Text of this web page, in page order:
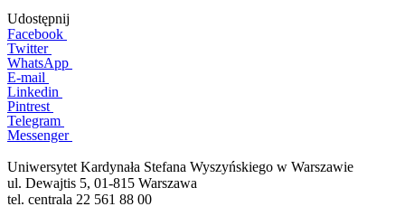
Udostępnij
Facebook
Twitter
WhatsApp
E-mail
Linkedin
Pintrest
Telegram
Messenger
Uniwersytet Kardynała Stefana Wyszyńskiego w Warszawie
ul. Dewajtis 5, 01-815 Warszawa
tel. centrala 22 561 88 00